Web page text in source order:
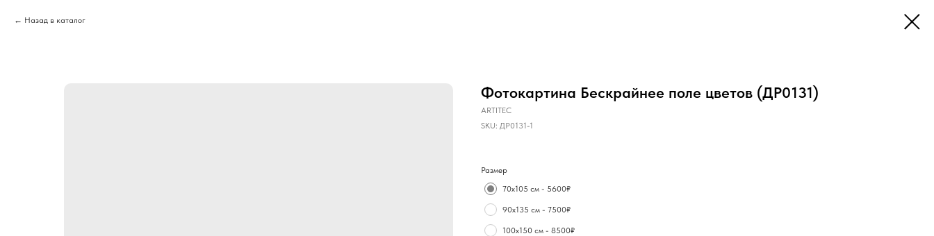
Назад в каталог
Фотокартина Бескрайнее поле цветов (ДР0131)
ARTITEC
SKU: ДР0131-1
Размер
70х105 см - 5600₽
90х135 см - 7500₽
100х150 см - 8500₽